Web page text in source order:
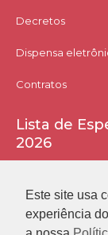
Decretos
Dispensa
Contratos
Lista de
2026
Este site usa
experiência